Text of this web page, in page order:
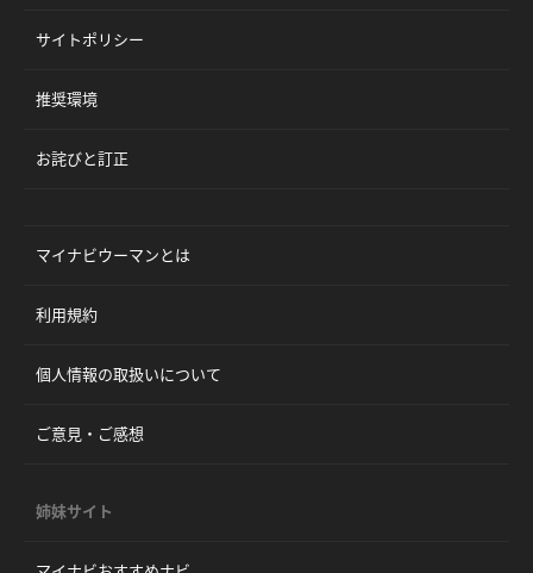
サイトポリシー
推奨環境
お詫びと訂正
マイナビウーマンとは
利用規約
個人情報の取扱いについて
ご意見・ご感想
姉妹サイト